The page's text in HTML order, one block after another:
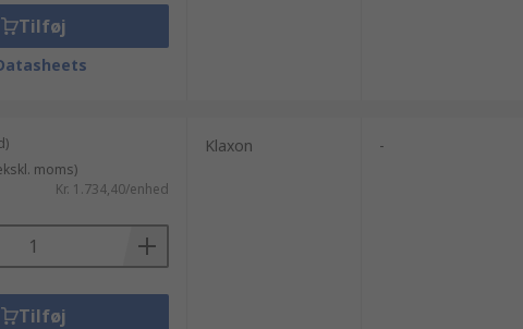
Tilføj
moms)
Kr. 1.734,40/enhed
Tilføj
Klaxon -